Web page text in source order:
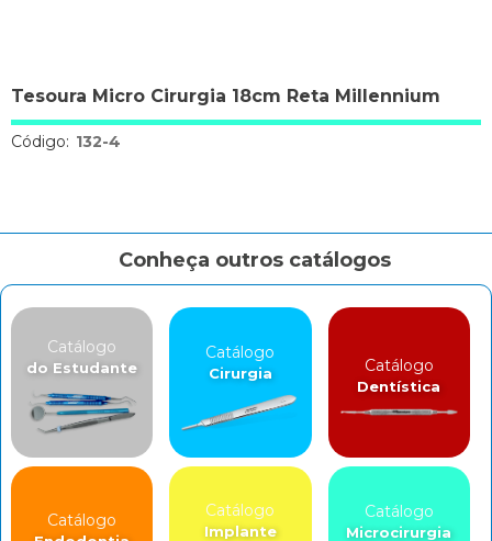
Tesoura Micro Cirurgia 18cm Reta Millennium
Código: 132-4
Conheça outros catálogos
Catálogo
do Estudante
Catálogo
Cirurgia Catálogo
Dentística
Catálogo
Catálogo
Implante
Catálogo
Microcirurgia